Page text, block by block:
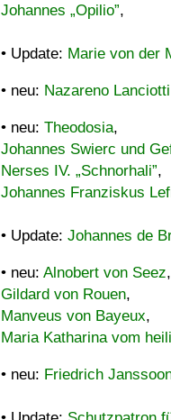
Johannes „Opilio”,
• Update: Marie von der
• neu: Nazareno Lanciotti
• neu: Theodosia,
Johannes Swierc und
Nerses IV. „Schnorhali”,
Johannes Franziskus
• Update: Johannes de
• neu: Alnobert von Seez,
Gildard von Rouen,
Manveus von Bayeux,
Maria Katharina vom
• neu: Friedrich